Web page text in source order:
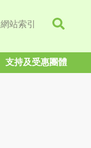
網站索引
支持及受惠團體